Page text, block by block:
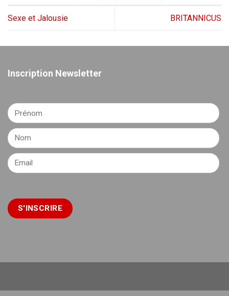
Sexe et Jalousie BRITANNICUS
Inscription Newsletter